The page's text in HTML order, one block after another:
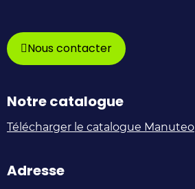
–
Groupe
Smartlog
sur
Linkedin
sur
X
/
Twitter
sur
Facebook
sur
Instagram
sur
Youtube
Nous contacter
Notre catalogue
Télécharger le catalogue Manuteo
Adresse